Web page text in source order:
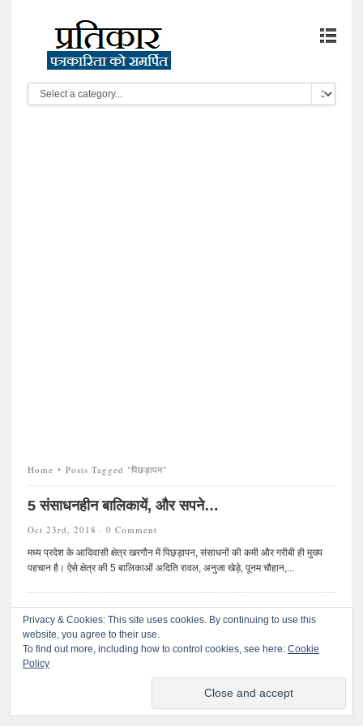
Home Posts Tagged "पिछड़ापन"
5 संसाधनहीन बालिकायें, और सपने…
Oct 23rd, 2018 · 0 Comment
मध्य प्रदेश के आदिवासी क्षेत्र खरगौन में पिछ़ड़ापन, संसाधनों की कमी और गरीबी ही मुख्य
पहचान है। ऐसे क्षेत्र की 5 बालिकाओं अदिति रावल, अनुजा खेड़े, पूनम चौहान,...
©प्रतिकार . All rights reserved.
Privacy & Cookies: This site uses cookies. By continuing to use this
website, you agree to their use.
To find out more, including how to control cookies, see here: Cookie
Policy